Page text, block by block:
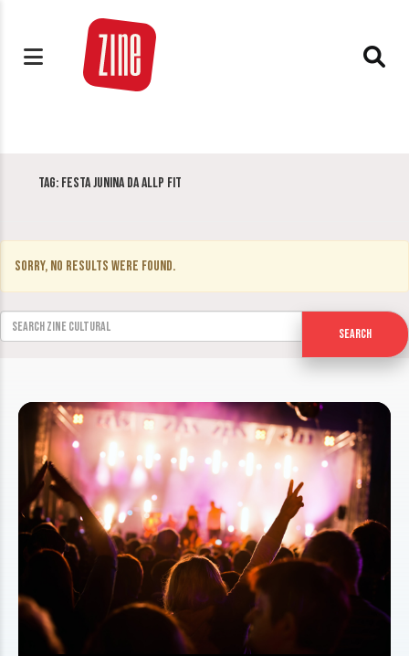
Tag: Festa Junina da Allp Fit
Sorry, no results were found.
Search for:
Search